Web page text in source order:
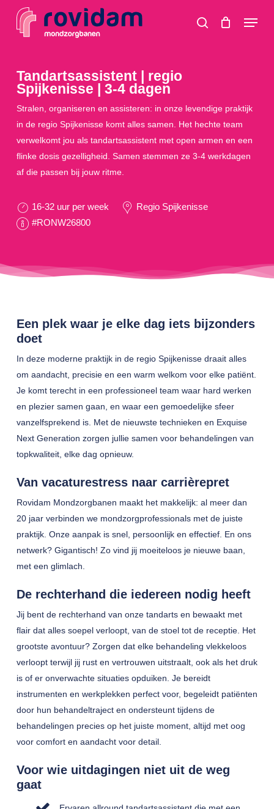
search
Menu
Tandartsassistent | regio
Spijkenisse | 3-4 dagen
Stralen, organiseren en assisteren: in onze levendige praktijk
in de regio Spijkenisse komt alles samen. Het hechte team
verwelkomt jou als tandartsassistent met open armen en een
flinke dosis gezelligheid. Samen stemmen ze 3-4 werkdagen
af die passen bij jouw ritme.
16-32 uur per week
Regio Spijkenisse
#RONW26800
Een plek waar je elke dag iets bijzonders
doet
In deze moderne praktijk in de regio Spijkenisse draait alles
om aandacht, precisie en een warm welkom voor elke patiënt.
Je komt terecht in een professioneel team waar hard werken
en plezier samen gaan, en waar een gemoedelijke sfeer
vanzelfsprekend is. Met de nieuwste technieken en Exquise
Next Generation zorgen jullie samen voor behandelingen van
topkwaliteit, elke dag opnieuw.
Van vacaturestress naar carrièrepret
Rovidam Mondzorgbanen maakt het makkelijk: al meer dan
20 jaar verbinden we mondzorgprofessionals met de juiste
praktijk. Onze aanpak is snel, persoonlijk en effectief. En ons
netwerk? Gigantisch! Zo vind jij moeiteloos je nieuwe baan,
met een glimlach.
De rechterhand die iedereen nodig heeft
Jij bent de rechterhand van onze tandarts en bewaakt met
flair dat alles soepel verloopt, van de stoel tot de receptie. Het
grootste avontuur? Zorgen dat elke behandeling vlekkeloos
verloopt terwijl jij rust en vertrouwen uitstraalt, ook als het druk
is of er onverwachte situaties opduiken. Je bereidt
instrumenten en werkplekken perfect voor, begeleidt patiënten
door hun behandeltraject en ondersteunt tijdens de
behandelingen precies op het juiste moment, altijd met oog
voor comfort en aandacht voor detail.
Voor wie uitdagingen niet uit de weg
gaat